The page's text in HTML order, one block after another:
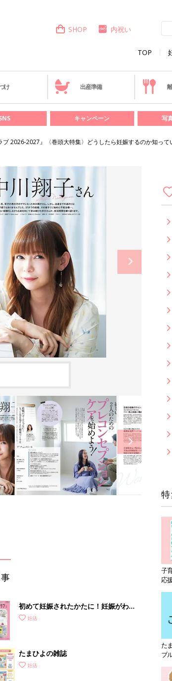
TOP
SHOP 内祝い
け 出産準備
キャンペーン 写
2026-2027』〈巻頭大特集〉どうしたら妊娠するのか知って
初めて妊娠されたかたに！妊娠がわか
ったら最初に読む本『初めてのたまご
妊活
たまひよの雑誌
妊活
子
応
た
ブ